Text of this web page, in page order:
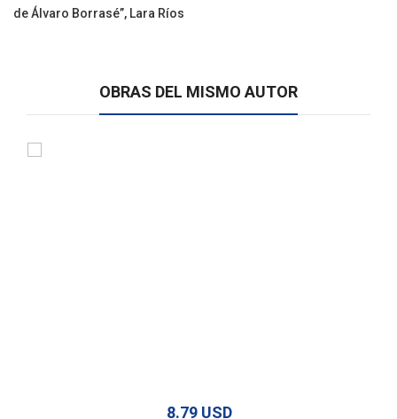
de Álvaro Borrasé”, Lara Ríos
OBRAS DEL MISMO AUTOR
8.79 USD